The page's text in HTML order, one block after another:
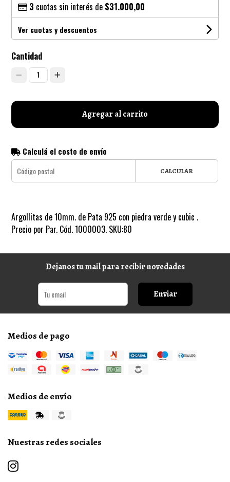
3 cuotas sin interés de $31.000,00
Ver cuotas y descuentos
Cantidad
1
Agregar al carrito
Calculá el costo de envío
CALCULAR
Argollitas de 10mm. de Pata 925 con piedra verde y cubic .
Precio por Par. Cód. 1000003. SKU:80
Dejanos tu mail para recibir novedades
Enviar
Medios de pago
Medios de envío
Nuestras redes sociales